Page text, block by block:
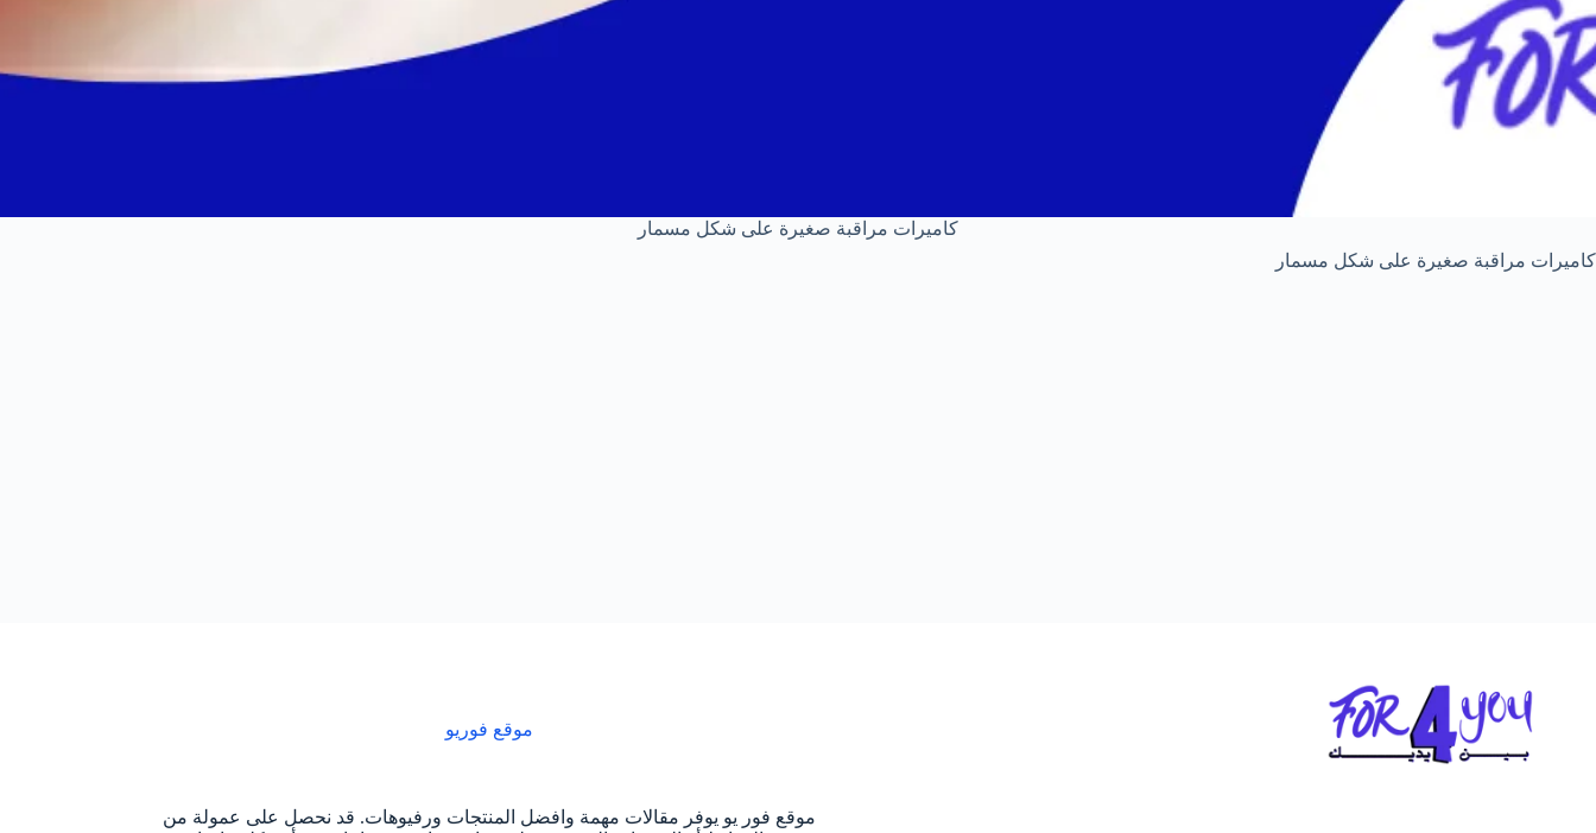
كاميرات مراقبة صغيرة على شكل مسمار
كاميرات مراقبة صغيرة على شكل مسمار
موقع فوريو
موقع فور يو يوفر مقالات مهمة وافضل المنتجات ورفيوهات. قد نحصل على عمولة من